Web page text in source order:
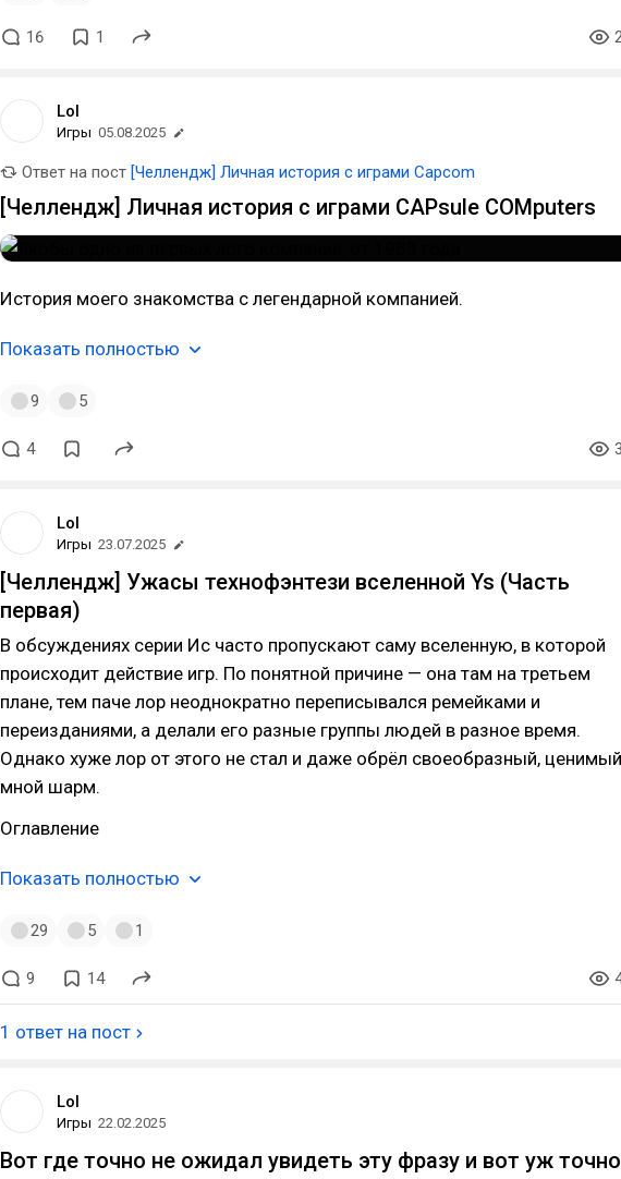
16 1
Lol
Игры 05.08.2025
Ответ на пост [Челлендж] Личная история с играми Capcom
[Челлендж] Личная история с играми CAPsule COMputers
История моего знакомства с легендарной компанией.
Показать полностью
9 5
4
Lol
Игры 23.07.2025
[Челлендж] Ужасы технофэнтези вселенной Ys (Часть
первая)
В обсуждениях серии Ис часто пропускают саму вселенную, в которой
происходит действие игр. По понятной причине — она там на третьем
плане, тем паче лор неоднократно переписывался ремейками и
переизданиями, а делали его разные группы людей в разное время.
Однако хуже лор от этого не стал и даже обрёл своеобразный, ценимый
мной шарм.
Оглавление
Показать полностью
29 5 1
9 14
1 ответ на пост
Lol
Игры 22.02.2025
Вот где точно не ожидал увидеть эту фразу и вот уж